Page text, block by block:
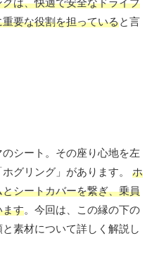
要な役割を担っていると言
シート。その座り心地を左
グリング」があります。 ホ
シートカバーを繋ぎ、乗員
ます。今回は、この縁の下の
素材について詳しく解説し